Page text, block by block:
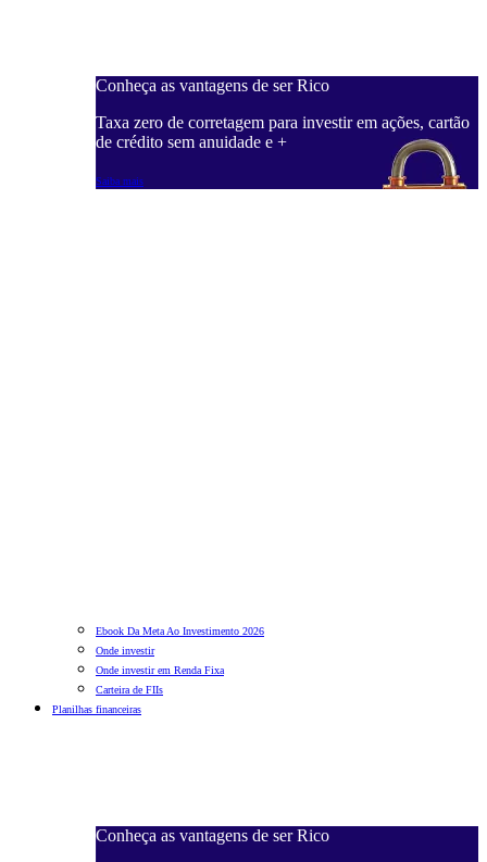
Conheça as vantagens de ser Rico
Taxa zero de corretagem para investir em ações, cartão
de crédito sem anuidade e +
Saiba mais
Ebook Da Meta Ao Investimento 2026
Onde investir
Onde investir em Renda Fixa
Carteira de FIIs
Planilhas financeiras
Conheça as vantagens de ser Rico